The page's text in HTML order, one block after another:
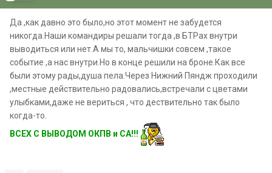
Да ,как давно это было,но этот момент не забудется
никогда.Наши командиры решали тогда ,в БТРах внутри
выводиться или нет.А мы то, мальчишки совсем ,такое
событие ,а нас внутри.Но в конце решили на броне.Как все
были этому рады,душа пела.Через Нижний Пяндж проходили
,местные действительно радовались,встречали с цветами
улыбками,даже не вериться , что дествительно так было
когда-то.
ВСЕХ С ВЫВОДОМ ОКПВ и СА!!!